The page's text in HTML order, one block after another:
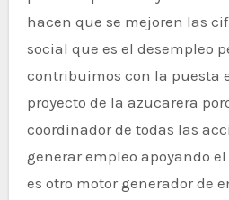
hacen que se mejoren las
social que es el desempleo
contribuimos con la puesta
proyecto de la azucarera
coordinador de todas las
generar empleo apoyando
es otro motor generador de